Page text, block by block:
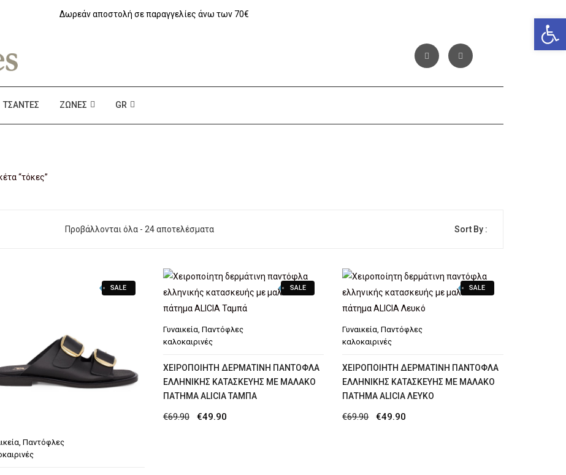
Δωρεάν αποστολή σε παραγγελίες άνω των 70€
ΤΣΆΝΤΕΣ ΖΏΝΕΣ GR
“τόκες”
Προβάλλονται όλα - 24 αποτελέσματα Sort By :
SALE
, Παντόφλες
SALE
Γυναικεία Παντόφλες
καλοκαιρινές
XΕΙΡΟΠΟΊΗΤΗ ΔΕΡΜΆΤΙΝΗ ΠΑΝΤΌΦΛΑ
ΕΛΛΗΝΙΚΉΣ ΚΑΤΑΣΚΕΥΉΣ ΜΕ ΜΑΛΑΚΌ
ΠΆΤΗΜΑ ALICIA ΤΑΜΠΆ
€69.90
Original
€49.90Η
SALE
Γυναικεία ,Παντόφλες
καλοκαιρινές
XΕΙΡΟΠΟΊΗΤΗ ΔΕΡΜΆΤΙΝΗ ΠΑΝΤΌΦΛΑ
ΕΛΛΗΝΙΚΉΣ ΚΑΤΑΣΚΕΥΉΣ ΜΕ ΜΑΛΑΚΌ
ΠΆΤΗΜΑ ALICIA ΛΕΥΚΌ
€69.90
Original
€49.90